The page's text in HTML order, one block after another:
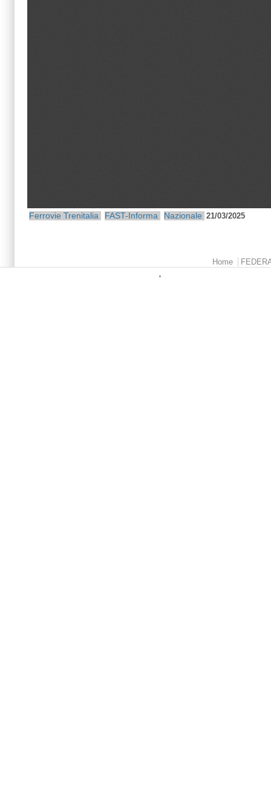
Ferrovie Trenitalia FAST-Informa Nazionale 21/03/2025
Home